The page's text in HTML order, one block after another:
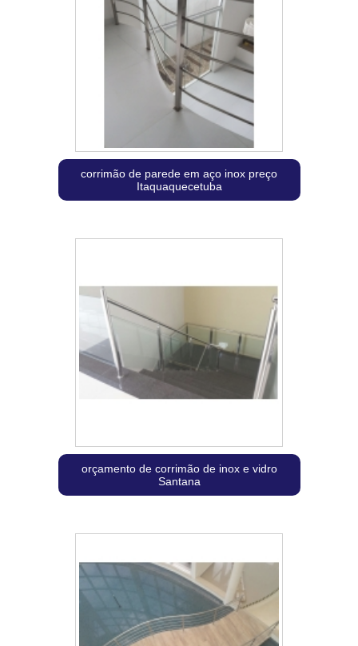
corrimão de parede em aço inox preço
Itaquaquecetuba
orçamento de corrimão de inox e vidro
Santana